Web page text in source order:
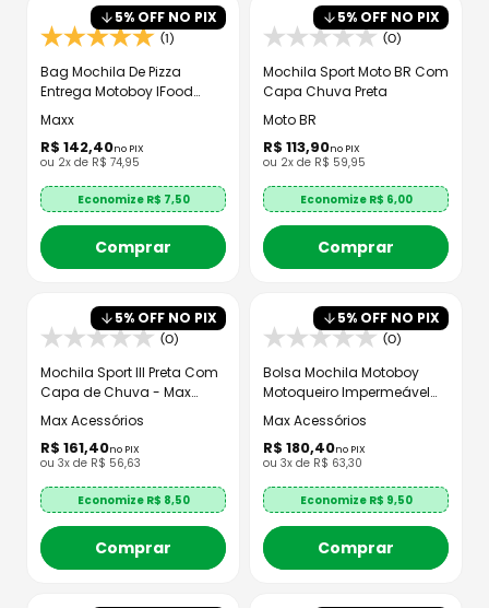
5% OFF NO PIX
(1)
Bag Mochila De Pizza
Entrega Motoboy IFood
Laminada Bolsão
Maxx
R$ 142,40no PIX
ou 2x de R$ 74,95
Economize R$ 7,50
Comprar
5% OFF NO PIX
(0)
Mochila Sport Moto BR Com
Capa Chuva Preta
Moto BR
R$ 113,90no PIX
ou 2x de R$ 59,95
Economize R$ 6,00
Comprar
5% OFF NO PIX
(0)
Mochila Sport III Preta Com
Capa de Chuva - Max
Acessórios
Max Acessórios
R$ 161,40no PIX
ou 3x de R$ 56,63
Economize R$ 8,50
Comprar
5% OFF NO PIX
(0)
Bolsa Mochila Motoboy
Motoqueiro Impermeável
Lona Resinada
Max Acessórios
R$ 180,40no PIX
ou 3x de R$ 63,30
Economize R$ 9,50
Comprar